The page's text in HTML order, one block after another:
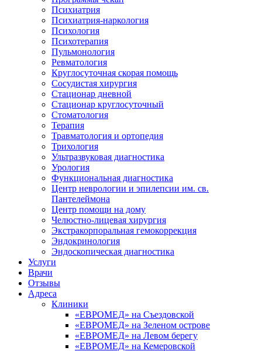
Психиатрия
Психиатрия-наркология
Психология
Психотерапия
Пульмонология
Ревматология
Круглосуточная скорая помощь
Сосудистая хирургия
Стационар дневной
Стационар круглосуточный
Стоматология
Терапия
Травматология и ортопедия
Трихология
Ультразвуковая диагностика
Урология
Функциональная диагностика
Центр неврологии и эпилепсии им. св.
Пантелеймона
Центр помощи на дому
Челюстно-лицевая хирургия
Экстракорпоральная гемокоррекция
Эндокринология
Эндоскопическая диагностика
Услуги
Врачи
Отзывы
Адреса
Клиники
«ЕВРОМЕД» на Съездовской
«ЕВРОМЕД» на Зеленом острове
«ЕВРОМЕД» на Левом берегу
«ЕВРОМЕД» на Кемеровской